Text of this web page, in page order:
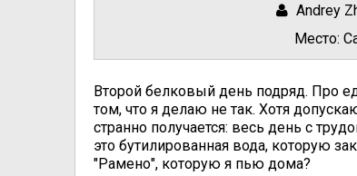
Andrey
Место:
Второй белковый день подряд. Про
том, что я делаю не так. Хотя
странно получается: весь день с
это бутилированная вода, которую
"Рамено", которую я пью дома?